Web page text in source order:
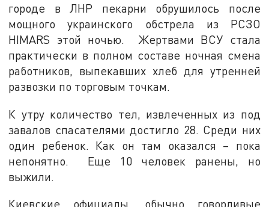
городе в ЛНР пекарни обрушилось после
мощного украинского обстрела из РСЗО
HIMARS этой ночью. Жертвами ВСУ стала
практически в полном составе ночная смена
работников, выпекавших хлеб для утренней
развозки по торговым точкам.
К утру количество тел, извлеченных из под
завалов спасателями достигло 28. Среди них
один ребенок. Как он там оказался – пока
непонятно. Еще 10 человек ранены, но
выжили.
Киевские официалы, обычно говорливые